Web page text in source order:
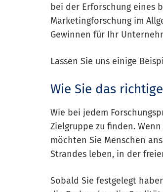
bei der Erforschung eines
Marketingforschung im
Gewinnen für Ihr
Lassen Sie uns einige
Wie Sie das
Wie bei jedem
Zielgruppe zu finden.
möchten Sie Menschen
Strandes leben, in der
Sobald Sie festgelegt